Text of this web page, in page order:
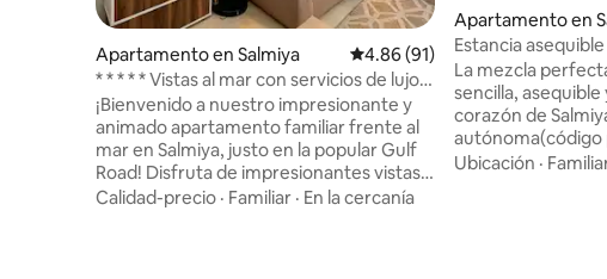
Apartamento en Salmiya Calificación promedio: 4.86 de
4.86 (91)
* * * * * Vistas al mar con servicios de lujo
en Salmiya
¡Bienvenido a nuestro impresionante y
animado apartamento familiar frente al
mar en Salmiya, justo en la popular Gulf
Road! Disfruta de impresionantes vistas
al mar desde el salón y los dormitorios.
Calidad-precio · Familiar · En la cercanía
Apartamento en
Estancia
dormitorios
La mezcla
sencilla,
corazón de
de la llegada) *
Ubicación ·